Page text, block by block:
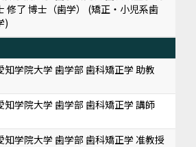
修了 博士（歯学） (矯正・小児系歯
)
知学院大学 歯学部 歯科矯正学 助教
知学院大学 歯学部 歯科矯正学 講師
知学院大学 歯学部 歯科矯正学 准教授